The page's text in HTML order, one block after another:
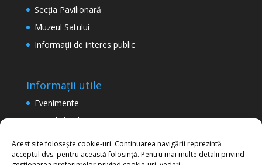
Acest site folosește cookie-uri. Continuarea navigării reprezintă
acceptul dvs. pentru această folosință. Pentru mai multe detalii privind
Secţia Pavilionară
Muzeul Satului
Informaţii de interes public
Informații utile
Evenimente
Consiliul Județean Maramureș
Politica de confidențialitate